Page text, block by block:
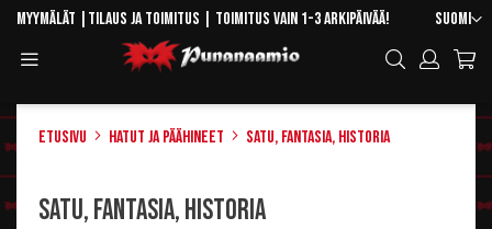
Skip
Content
Kieli
Suomi
Myymälät Tilaus ja toimitus | Toimitus vain 1-3 arkipäivää!
Hae
Etusivu Hatut ja päähineet Satu, fantasia, historia
Satu, fantasia, historia